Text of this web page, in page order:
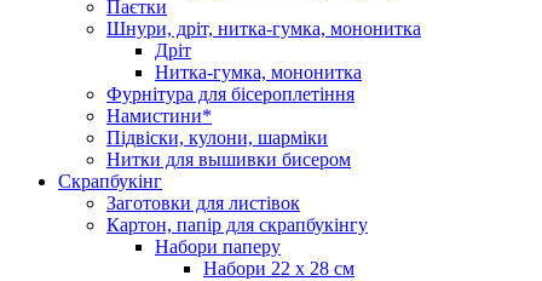
Паєтки
Шнури, дріт, нитка-гумка, мононитка
Дріт
Нитка-гумка, мононитка
Фурнітура для бісероплетіння
Намистини*
Підвіски, кулони, шарміки
Нитки для вышивки бисером
Скрапбукінг
Заготовки для листівок
Картон, папір для скрапбукінгу
Набори паперу
Набори 22 х 28 см